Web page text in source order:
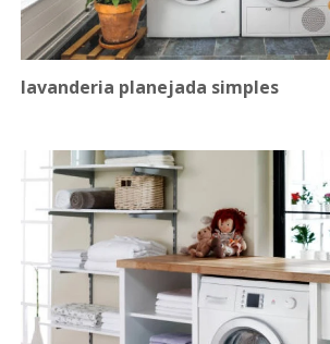
lavanderia planejada simples